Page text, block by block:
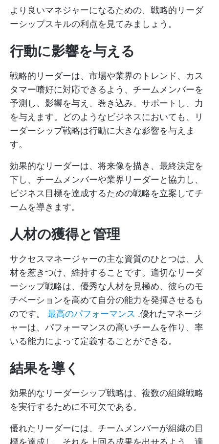
より良いマネジャーになるための、戦略的リーダ
ーシップスキルの利点を見てみましょう。
行動に影響を与える
戦略的リーダーは、市場や業界のトレンド、カス
タマー嗜好に対応できるよう、チームメンバーを
予測し、影響を与え、巻き込み、サポートし、力
を与えます。どのようなビジネスにおいても、リ
ーダーシップ戦略は行動に大きな影響を与えま
す。
効果的なリーダーは、将来像を描き、最終決定を
下し、チームメンバーや業界リーダーと協力し、
ビジネス目標を達成するための戦略を立案してチ
ームを導きます。
人材の獲得と管理
サクセスマネージャーの主な資質のひとつは、人
材を惹きつけ、維持することです。適切なリーダ
ーシップ戦略は、優秀な人材を見極め、彼らのモ
チベーションを高めて自分の能力を発揮させるも
のです。 最高のパフォーマンス .優れたマネージ
ャーは、パフォーマンスの高いチームを作り、率
いる能力によって定義することができる。
結果を導く
効果的なリーダーシップ戦略は、複数の組織戦略
を実行するために不可欠である。
優れたリーダーには、チームメンバーが組織の目
標を達成し、それを上回る成果を出せるよう、適